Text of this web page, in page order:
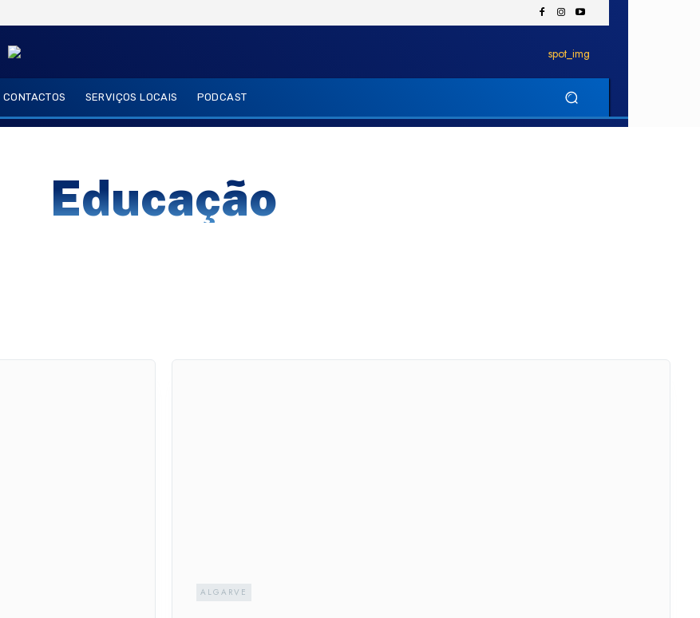
CONTACTOS SERVIÇOS LOCAIS PODCAST
Educação
ALGARVE